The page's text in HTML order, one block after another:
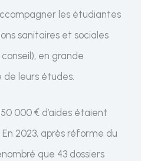
les étudiantes
sanitaires et sociales
en grande
leurs études.
000 € d’aides étaient
2023, après réforme du
que 43 dossiers